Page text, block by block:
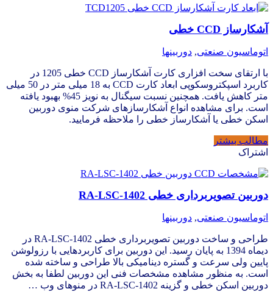
آشکارساز CCD خطی
اتوماسیون صنعتی, دوربینها
با ارتقای سخت افزاری کارت آشکارساز CCD خطی 1205 در
کاربرد اسپکتروسکوپی ابعاد کارت CCD به 18 میلی متر در 50 میلی
متر کاهش یافت. همچنین نسبت سیگنال به نویز 45% بهبود یافته
است. برای مشاهده انواع آشکارسازهای شرکت منوی دوربین
اسکن خطی یا آشکارساز خطی را ملاحظه فرمایید.
مطالب بیشتر
اشتراک
دوربین تصویربرداری خطی RA-LSC-1402
اتوماسیون صنعتی, دوربینها
طراحی و ساخت دوربین تصویربرداری خطی RA-LSC-1402 در
دیماه 1394 به پایان رسید. این دوربین برای کاربردهایی با رزولوشن
پایین ولی سرعت و گستره دینامیکی بالا طراحی و ساخته شده
است. به منظور مشاهده مشخصات فنی این دوربین لطفا به بخش
دوربین اسکن خطی و گزینه RA-LSC-1402 در منوهای وب …